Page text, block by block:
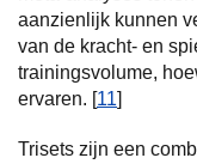
aanzienlijk kunnen
van de kracht- en
trainingsvolume,
ervaren. [11]
Trisets zijn een